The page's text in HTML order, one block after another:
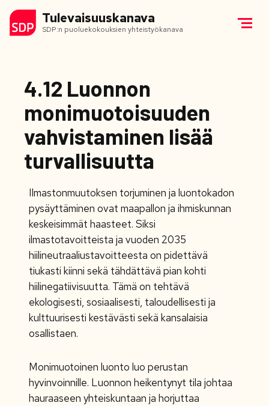
Tulevaisuuskanava
SDP:n puoluekokouksien yhteistyökanava
4.12 Luonnon
monimuotoisuuden
vahvistaminen lisää
turvallisuutta
Ilmastonmuutoksen torjuminen ja luontokadon
pysäyttäminen ovat maapallon ja ihmiskunnan
keskeisimmät haasteet. Siksi
ilmastotavoitteista ja vuoden 2035
hiilineutraaliustavoitteesta on pidettävä
tiukasti kiinni sekä tähdättävä pian kohti
hiilinegatiivisuutta. Tämä on tehtävä
ekologisesti, sosiaalisesti, taloudellisesti ja
kulttuurisesti kestävästi sekä kansalaisia
osallistaen.
Monimuotoinen luonto luo perustan
hyvinvoinnille. Luonnon heikentynyt tila johtaa
hauraaseen yhteiskuntaan ja horjuttaa